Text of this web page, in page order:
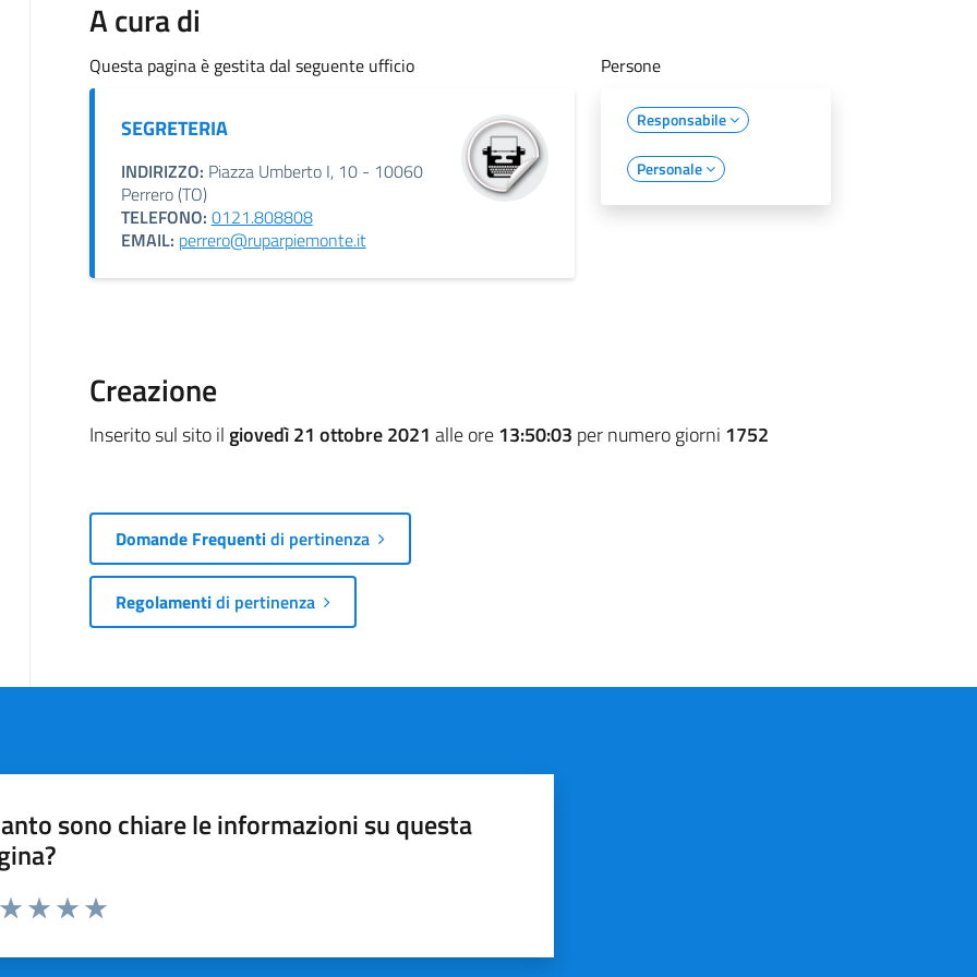
A cura di
Questa pagina è gestita dal seguente ufficio
SEGRETERIA
INDIRIZZO: Piazza Umberto I, 10 - 10060
Perrero (TO)
TELEFONO: 0121.808808
EMAIL: perrero@ruparpiemonte.it
Persone
Responsabile
Personale
Creazione
Inserito sul sito il giovedì 21 ottobre 2021 alle ore13:50:03 per numero giorni 1752
Domande Frequentidi pertinenza
Regolamentidi pertinenza
sono chiare le informazioni su questa
da 1 a 5 stelle la pagina